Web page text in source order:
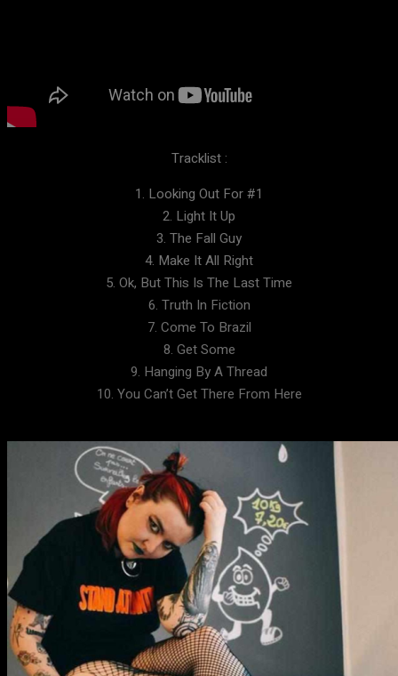
Tracklist :
1. Looking Out For #1
2. Light It Up
3. The Fall Guy
4. Make It All Right
5. Ok, But This Is The Last Time
6. Truth In Fiction
7. Come To Brazil
8. Get Some
9. Hanging By A Thread
10. You Can’t Get There From Here